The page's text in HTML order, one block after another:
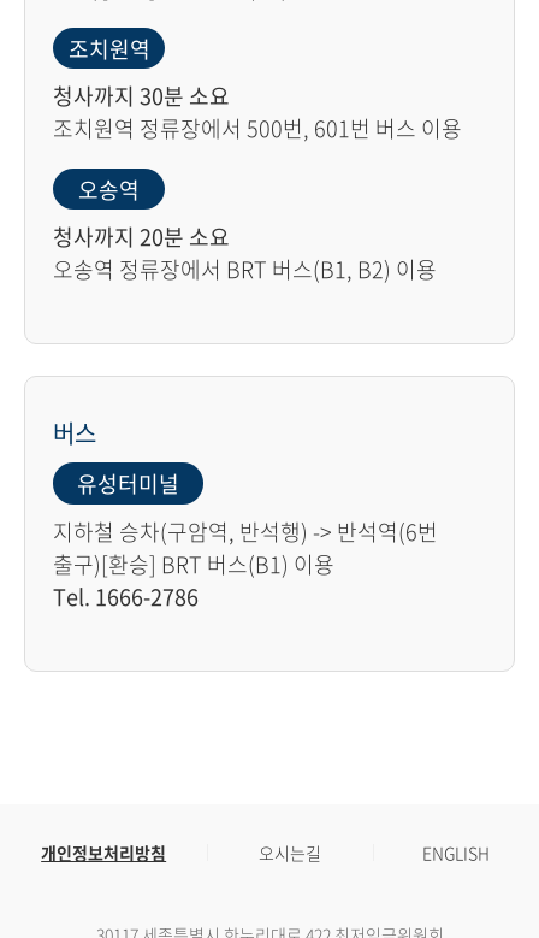
조치원역
청사까지 30분 소요
조치원역 정류장에서 500번, 601번 버스 이용
오송역
청사까지 20분 소요
오송역 정류장에서 BRT 버스(B1, B2) 이용
버스
유성터미널
지하철 승차(구암역, 반석행) -> 반석역(6번
출구)[환승] BRT 버스(B1) 이용
Tel. 1666-2786
개인정보처리방침 오시는길 ENGLISH